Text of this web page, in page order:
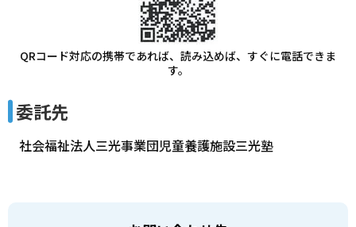
QRコード対応の携帯であれば、読み込めば、すぐに電話できま
す。
委託先
社会福祉法人三光事業団児童養護施設三光塾